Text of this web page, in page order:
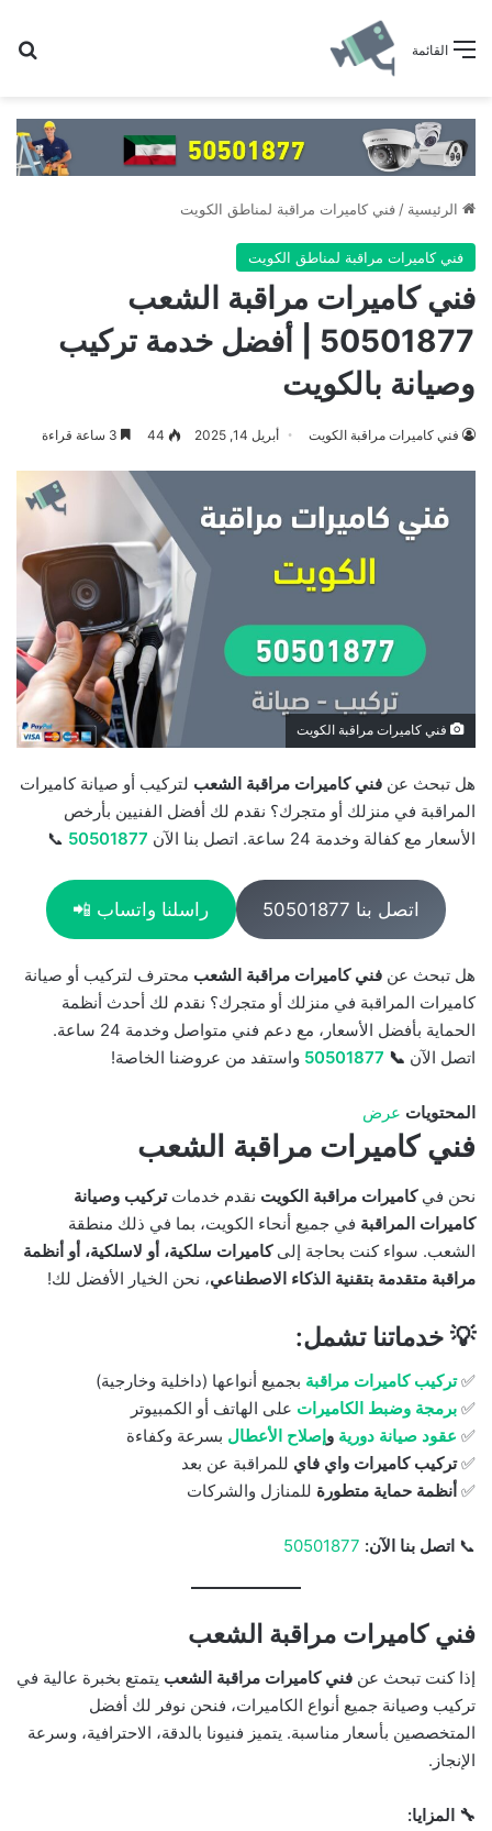
القائمة
الرئيسية / فني كاميرات مراقبة لمناطق الكويت
فني كاميرات مراقبة لمناطق الكويت
فني كاميرات مراقبة الشعب
50501877 | أفضل خدمة تركيب
وصيانة بالكويت
فني كاميرات مراقبة الكويت أبريل 14, 2025 44
فني كاميرات مراقبة الكويت
هل تبحث عن فني كاميرات مراقبة الشعب لتركيب أو صيانة كاميرات
المراقبة في منزلك أو متجرك؟ نقدم لك أفضل الفنيين بأرخص
الأسعار مع كفالة وخدمة 24 ساعة. اتصل بنا الآن
50501877
📞
اتصل بنا 50501877 راسلنا واتساب 📲
هل تبحث عن فني كاميرات مراقبة الشعب محترف لتركيب أو صيانة
كاميرات المراقبة في منزلك أو متجرك؟ نقدم لك أحدث أنظمة
الحماية بأفضل الأسعار، مع دعم فني متواصل وخدمة 24 ساعة.
اتصل الآن 📞
50501877 واستفد من عروضنا الخاصة!
المحتويات عرض
فني كاميرات مراقبة الشعب
نحن فيكاميرات مراقبة الكويت نقدم خدماتتركيب وصيانة
كاميرات المراقبة في جميع أنحاء الكويت، بما في ذلك منطقة
الشعب. سواء كنت بحاجة إلىكاميرات سلكية، أو لاسلكية، أو أنظمة
مراقبة متقدمة بتقنية الذكاء الاصطناعي، نحن الخيار الأفضل لك!
💡 خدماتنا تشمل:
✅تركيب كاميرات مراقبة بجميع أنواعها (داخلية وخارجية)
✅ برمجة وضبط الكاميرات على الهاتف أو الكمبيوتر
✅ عقود صيانة دورية وإصلاح الأعطال بسرعة وكفاءة
✅تركيب كاميرات واي فاي للمراقبة عن بعد
✅ أنظمة حماية متطورة للمنازل والشركات
📞 اتصل بنا الآن: 50501877
فني كاميرات مراقبة الشعب
إذا كنت تبحث عن فني كاميرات مراقبة الشعب يتمتع بخبرة عالية في
تركيب وصيانة جميع أنواع الكاميرات، فنحن نوفر لك أفضل
المتخصصين بأسعار مناسبة. يتميز فنيونا بالدقة، الاحترافية، وسرعة
الإنجاز.
🔧 المزايا: